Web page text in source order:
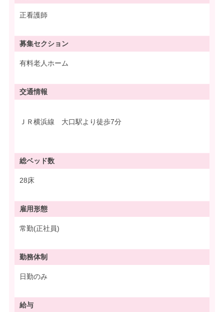
正看護師
募集セクション
有料老人ホーム
交通情報
ＪＲ横浜線 大口駅より徒歩7分
総ベッド数
28床
雇用形態
常勤(正社員)
勤務体制
日勤のみ
給与